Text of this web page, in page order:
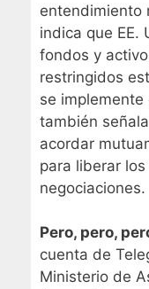
entendimiento
indica que EE.
fondos y
restringidos
se implemente
también
acordar
para liberar
negociaciones.
Pero, pero,
cuenta de
Ministerio de